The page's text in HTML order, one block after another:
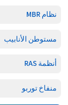
نظام MBR
مستوطن الأنابيب
أنظمة RAS
منفاخ توربو